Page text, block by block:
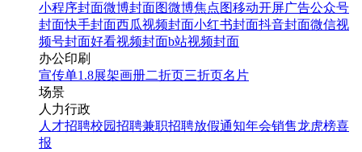
小程序封面微博封面图微博焦点图移动开屏广告公众号
封面快手封面西瓜视频封面小红书封面抖音封面微信视
频号封面好看视频封面b站视频封面
办公印刷
宣传单1.8展架画册二折页三折页名片
场景
人力行政
人才招聘校园招聘兼职招聘放假通知年会销售龙虎榜喜
报